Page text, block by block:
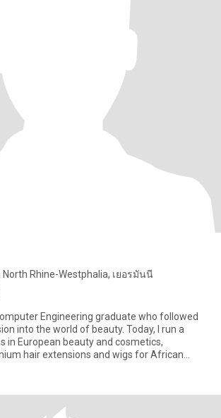
Rhine-Westphalia, เยอรมันนี
Engineering graduate who followed
into the world of beauty. Today, I run a
in European beauty and cosmetics,
hair extensions and wigs for African